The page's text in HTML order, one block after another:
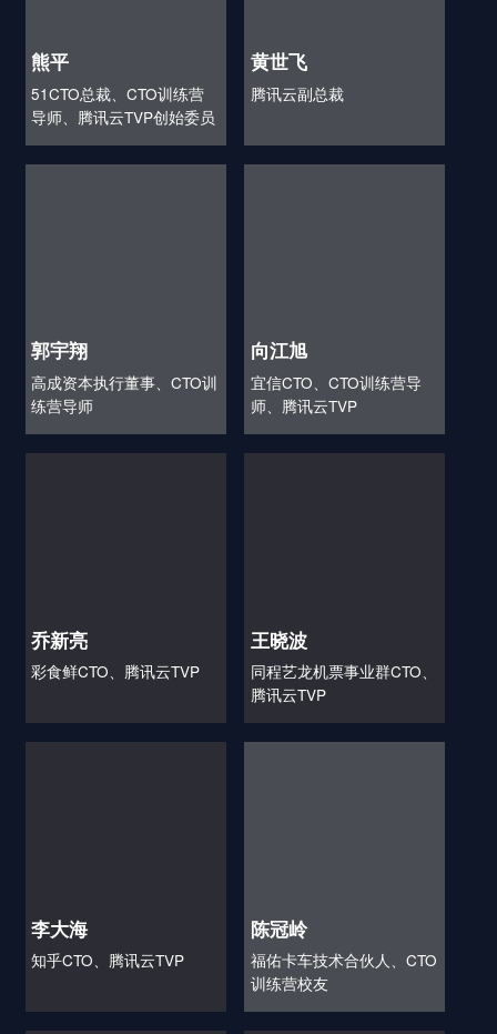
熊平
51CTO总裁、CTO训练营
导师、腾讯云TVP创始委员
黄世飞
腾讯云副总裁
郭宇翔
高成资本执行董事、CTO训
练营导师
向江旭
宜信CTO、CTO训练营导
师、腾讯云TVP
乔新亮
彩食鲜CTO、腾讯云TVP
王晓波
同程艺龙机票事业群CTO、
腾讯云TVP
李大海
知乎CTO、腾讯云TVP
陈冠岭
福佑卡车技术合伙人、CTO
训练营校友